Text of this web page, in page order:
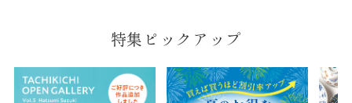
特集ピックアップ